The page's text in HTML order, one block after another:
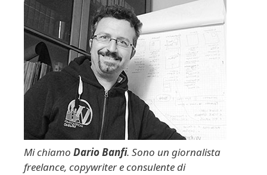
Mi chiamo Dario Banfi. Sono un giornalista
freelance, copywriter e consulente di